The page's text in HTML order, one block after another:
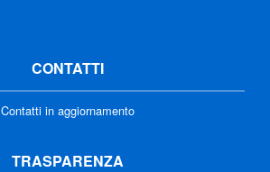
CONTATTI
Contatti in aggiornamento
TRASPARENZA